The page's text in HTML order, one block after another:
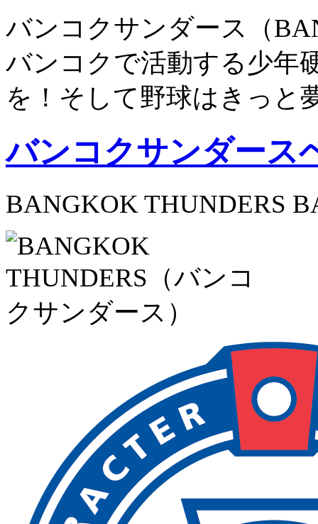
バンコクサンダース（
バンコクで活動する少年
を！そして野球はきっと
バンコクサンダース
BANGKOK THUNDERS